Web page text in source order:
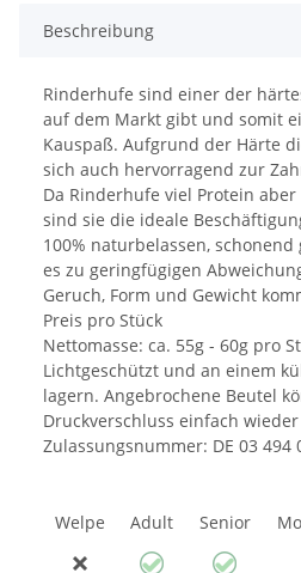
Beschreibung
Rinderhufe sind einer der
auf dem Markt gibt und somit
Kauspaß. Aufgrund der Härte
sich auch hervorragend zur
Da Rinderhufe viel Protein
sind sie die ideale
100% naturbelassen,
es zu geringfügigen
Geruch, Form und Gewicht
Preis pro Stück
Nettomasse: ca. 55g - 60g pro
Lichtgeschützt und an einem
lagern. Angebrochene Beutel
Druckverschluss einfach
Zulassungsnummer: DE 03 494
Welpe Adult Senior